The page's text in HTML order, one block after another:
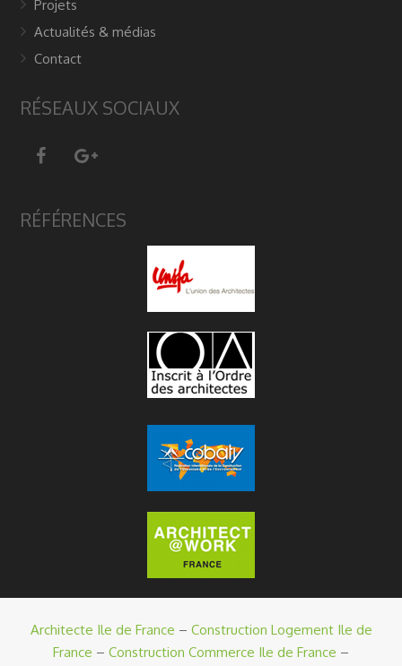
Projets
Actualités & médias
Contact
RÉSEAUX SOCIAUX
RÉFÉRENCES
Architecte Ile de France – Construction Logement Ile de
France – Construction Commerce Ile de France –